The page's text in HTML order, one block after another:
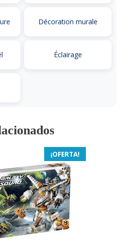
Décoration murale
Éclairage
¡OFERTA!